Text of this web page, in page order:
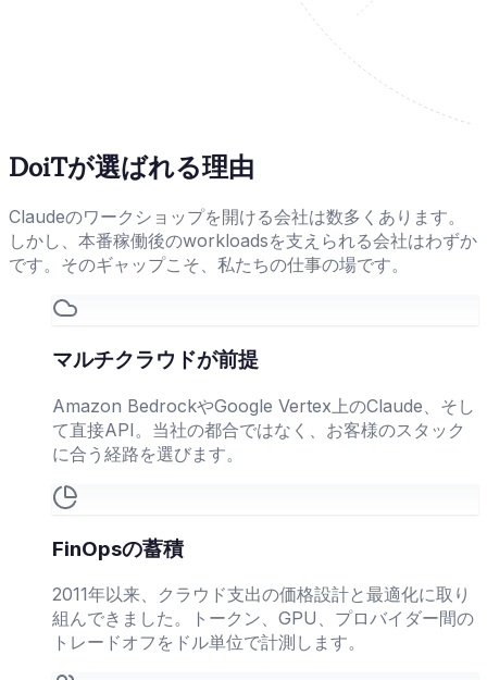
DoiTが選ばれる理由
Claudeのワークショップを開ける会社は数多くあります。
しかし、本番稼働後のworkloadsを支えられる会社はわずか
です。そのギャップこそ、私たちの仕事の場です。
マルチクラウドが前提
Amazon BedrockやGoogle Vertex上のClaude、そし
て直接API。当社の都合ではなく、お客様のスタック
に合う経路を選びます。
FinOpsの蓄積
2011年以来、クラウド支出の価格設計と最適化に取り
組んできました。トークン、GPU、プロバイダー間の
トレードオフをドル単位で計測します。